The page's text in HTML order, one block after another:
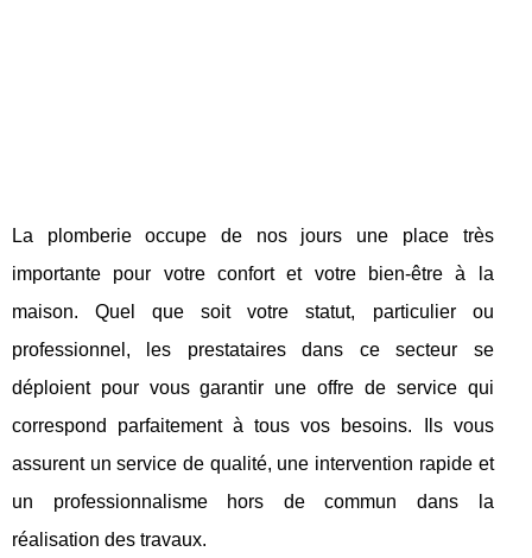
La plomberie occupe de nos jours une place très
importante pour votre confort et votre bien-être à la
maison. Quel que soit votre statut, particulier ou
professionnel, les prestataires dans ce secteur se
déploient pour vous garantir une offre de service qui
correspond parfaitement à tous vos besoins. Ils vous
assurent un service de qualité, une intervention rapide et
un professionnalisme hors de commun dans la
réalisation des travaux.